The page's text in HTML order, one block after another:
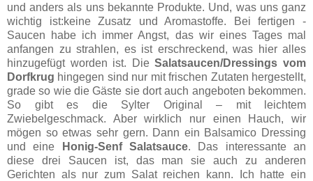
und anders als uns bekannte Produkte. Und, was uns ganz
wichtig ist:keine Zusatz und Aromastoffe. Bei fertigen ­
Saucen habe ich immer Angst, das wir eines Tages mal
anfangen zu strahlen, es ist erschreckend, was hier alles
hinzugefügt worden ist. Die ­Salatsaucen/Dressings vom
Dorfkrug hingegen sind nur mit frischen Zutaten hergestellt,
grade so wie die Gäste sie dort auch angeboten bekommen.
So gibt es die Sylter Original – mit leichtem
Zwiebelgeschmack. Aber wirklich nur einen Hauch, wir
mögen so etwas sehr gern. Dann ein Balsamico Dressing
und eine
Honig-Senf Salatsauce. Das interessante an
diese drei Saucen ist, das man sie auch zu anderen
Gerichten als nur zum Salat reichen kann. Ich hatte ein